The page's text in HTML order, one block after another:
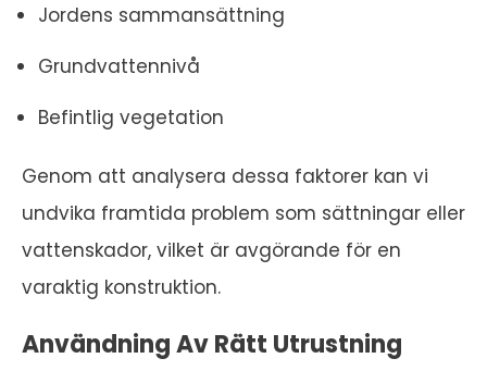
Jordens sammansättning
Grundvattennivå
Befintlig vegetation
Genom att analysera dessa faktorer kan vi
undvika framtida problem som sättningar eller
vattenskador, vilket är avgörande för en
varaktig konstruktion.
Användning Av Rätt Utrustning